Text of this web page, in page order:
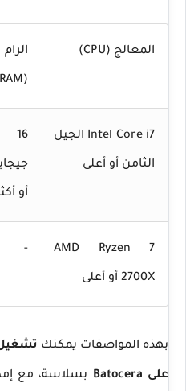
المعالج (CPU) الرام
(RAM)
Intel Core i7 الجيل
الثامن أو أعلى
16
أو
AMD Ryzen 7
2700X أو أعلى
-
بهذه المواصفات يمكنك
على Batocera بسلاسة، مع